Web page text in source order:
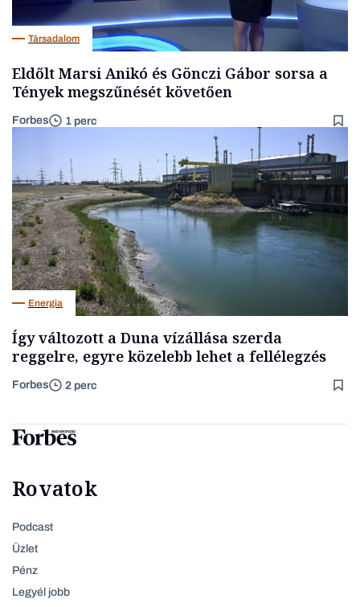
Társadalom
Eldőlt Marsi Anikó és Gönczi Gábor sorsa a
Tények megszűnését követően
Forbes 1 perc
Energia
Így változott a Duna vízállása szerda
reggelre, egyre közelebb lehet a fellélegzés
Forbes 2 perc
Rovatok
Podcast
Üzlet
Pénz
Legyél jobb